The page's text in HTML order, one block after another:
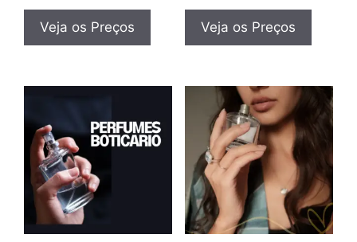
Veja os Preços Veja os Preços